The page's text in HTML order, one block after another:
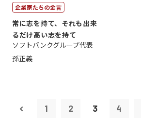
企業家たちの金言
常に志を持て、それも出来
るだけ高い志を持て
ソフトバンクグループ代表
孫正義
1 2 3 4